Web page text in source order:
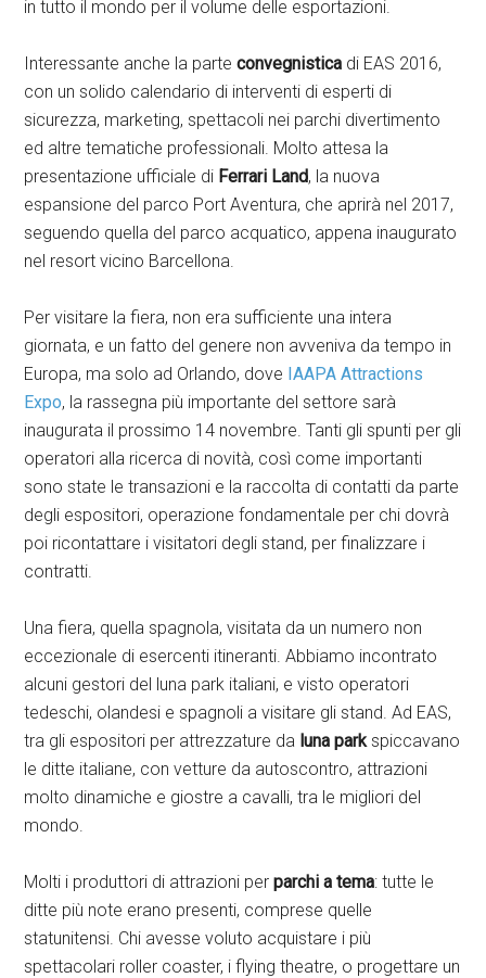
in tutto il mondo per il volume delle esportazioni.
Interessante anche la parteconvegnistica di EAS 2016,
con un solido calendario di interventi di esperti di
sicurezza, marketing, spettacoli nei parchi divertimento
ed altre tematiche professionali. Molto attesa la
presentazione ufficiale di Ferrari Land, la nuova
espansione del parco Port Aventura, che aprirà nel 2017,
seguendo quella del parco acquatico, appena inaugurato
nel resort vicino Barcellona.
Per visitare la fiera, non era sufficiente una intera
giornata, e un fatto del genere non avveniva da tempo in
Europa, ma solo ad Orlando, dove IAAPA Attractions
Expo, la rassegna più importante del settore sarà
inaugurata il prossimo 14 novembre. Tanti gli spunti per gli
operatori alla ricerca di novità, così come importanti
sono state le transazioni e la raccolta di contatti da parte
degli espositori, operazione fondamentale per chi dovrà
poi ricontattare i visitatori degli stand, per finalizzare i
contratti.
Una fiera, quella spagnola, visitata da un numero non
eccezionale di esercenti itineranti. Abbiamo incontrato
alcuni gestori del luna park italiani, e visto operatori
tedeschi, olandesi e spagnoli a visitare gli stand. Ad EAS,
tra gli espositori per attrezzature da luna parkspiccavano
le ditte italiane, con vetture da autoscontro, attrazioni
molto dinamiche e giostre a cavalli, tra le migliori del
mondo.
Molti i produttori di attrazioni perparchi a tema: tutte le
ditte più note erano presenti, comprese quelle
statunitensi. Chi avesse voluto acquistare i più
spettacolari roller coaster, i flying theatre, o progettare un